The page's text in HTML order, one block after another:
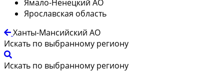
Ямало-Ненецкий АО
Ярославская область
Ханты-Мансийский АО
Искать по выбранному региону
Искать по выбранному региону